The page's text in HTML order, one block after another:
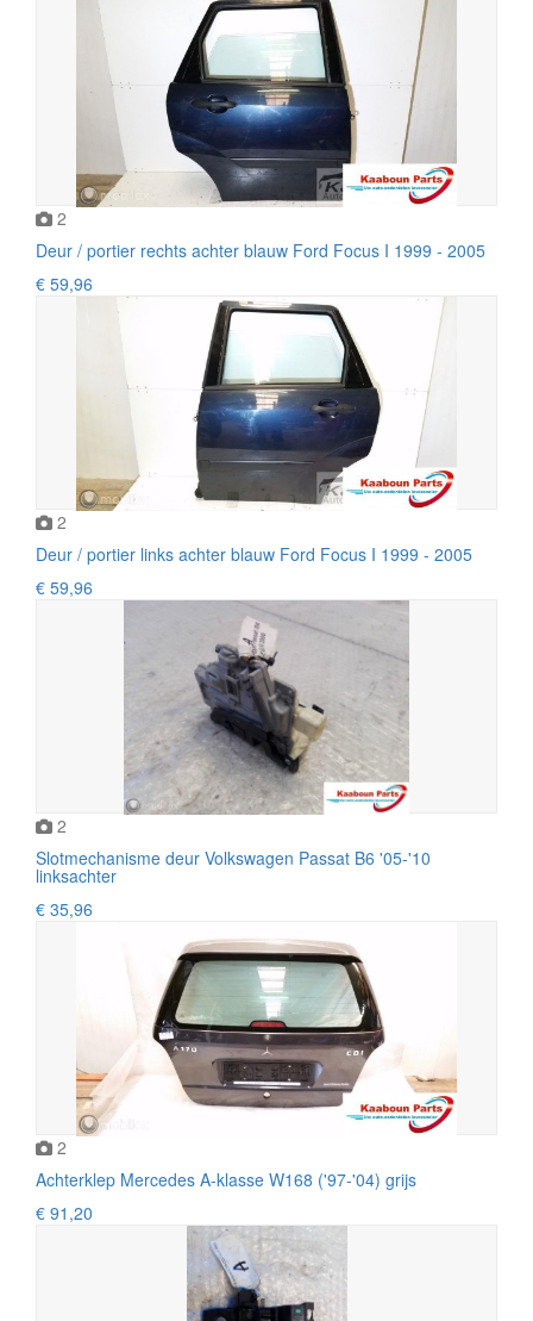
2
Deur / portier rechts achter blauw Ford Focus I 1999 - 2005
€ 59,96
2
Deur / portier links achter blauw Ford Focus I 1999 - 2005
€ 59,96
2
Slotmechanisme deur Volkswagen Passat B6 '05-'10
linksachter
€ 35,96
2
Achterklep Mercedes A-klasse W168 ('97-'04) grijs
€ 91,20